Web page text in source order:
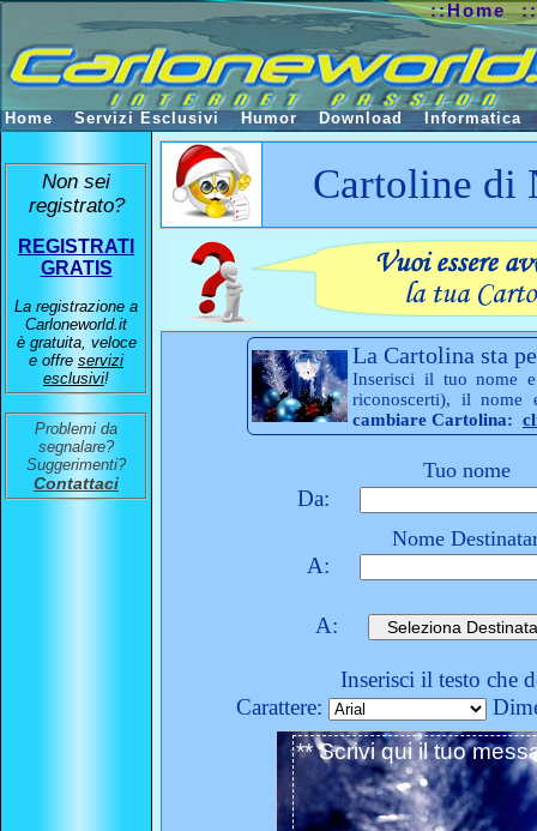
Cartoline di
La Cartolina sta
Inserisci il tuo nome
riconoscerti), il
cambiare Cartolina:
Tuo nome
Da:
Nome
A:
A:
Inserisci il testo che
Carattere:
Non sei
registrato?
REGISTRATI
GRATIS
La registrazione a
Carloneworld.it
è gratuita, veloce
e offre servizi
esclusivi!
Problemi da
segnalare?
Suggerimenti?
Contattaci
::Home
Home Servizi Esclusivi Humor Download Informatica